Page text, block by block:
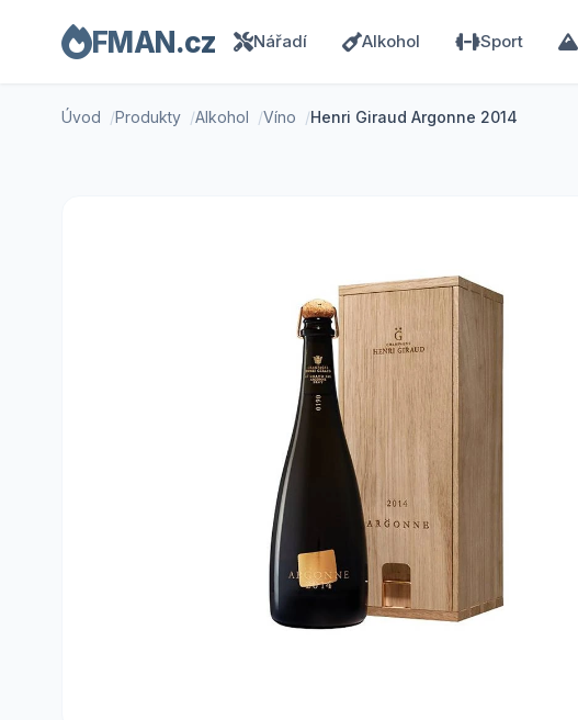
FMAN.cz Nářadí Alkohol Sport
Úvod Produkty Alkohol Víno Henri Giraud Argonne 2014